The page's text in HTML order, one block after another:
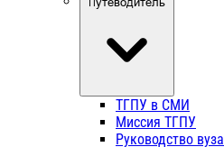
ТГПУ в СМИ
Миссия ТГПУ
Руководство вуза